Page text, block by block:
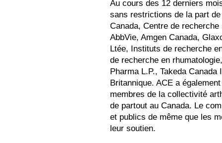
Au cours des 12 derniers
sans restrictions de la part
Canada, Centre de
AbbVie, Amgen Canada,
Ltée, Instituts de recherche
de recherche en
Pharma L.P., Takeda
Britannique. ACE a
membres de la collectivité
de partout au Canada. Le
et publics de même que les
leur soutien.